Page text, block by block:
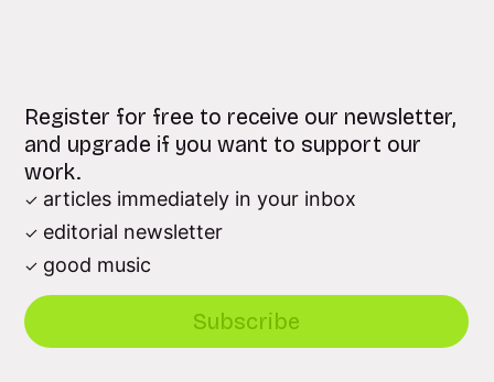
Register for free to receive our newsletter,
and upgrade if you want to support our
work.
articles immediately in your inbox
editorial newsletter
good music
Subscribe